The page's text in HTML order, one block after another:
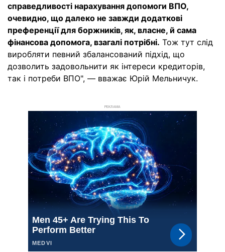
справедливості нарахування допомоги ВПО,
очевидно, що далеко не завжди додаткові
преференції для боржників, як, власне, й сама
фінансова допомога, взагалі потрібні. Тож тут слід
виробляти певний збалансований підхід, що
дозволить задовольнити як інтереси кредиторів,
так і потреби ВПО", — вважає Юрій Мельничук.
РЕКЛАМА